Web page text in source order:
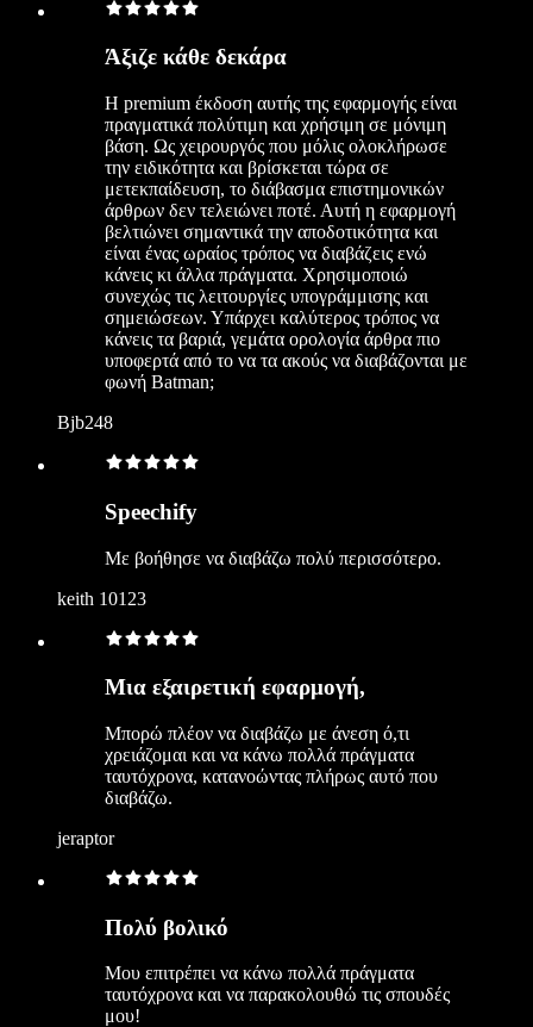
Άξιζε κάθε δεκάρα
Η premium έκδοση αυτής της εφαρμογής είναι
πραγματικά πολύτιμη και χρήσιμη σε μόνιμη
βάση. Ως χειρουργός που μόλις ολοκλήρωσε
την ειδικότητα και βρίσκεται τώρα σε
μετεκπαίδευση, το διάβασμα επιστημονικών
άρθρων δεν τελειώνει ποτέ. Αυτή η εφαρμογή
βελτιώνει σημαντικά την αποδοτικότητα και
είναι ένας ωραίος τρόπος να διαβάζεις ενώ
κάνεις κι άλλα πράγματα. Χρησιμοποιώ
συνεχώς τις λειτουργίες υπογράμμισης και
σημειώσεων. Υπάρχει καλύτερος τρόπος να
κάνεις τα βαριά, γεμάτα ορολογία άρθρα πιο
υποφερτά από το να τα ακούς να διαβάζονται με
φωνή Batman;
Bjb248
Speechify
Με βοήθησε να διαβάζω πολύ περισσότερο.
keith 10123
Μια εξαιρετική εφαρμογή,
Μπορώ πλέον να διαβάζω με άνεση ό,τι
χρειάζομαι και να κάνω πολλά πράγματα
ταυτόχρονα, κατανοώντας πλήρως αυτό που
διαβάζω.
jeraptor
Πολύ βολικό
Μου επιτρέπει να κάνω πολλά πράγματα
ταυτόχρονα και να παρακολουθώ τις σπουδές
μου!